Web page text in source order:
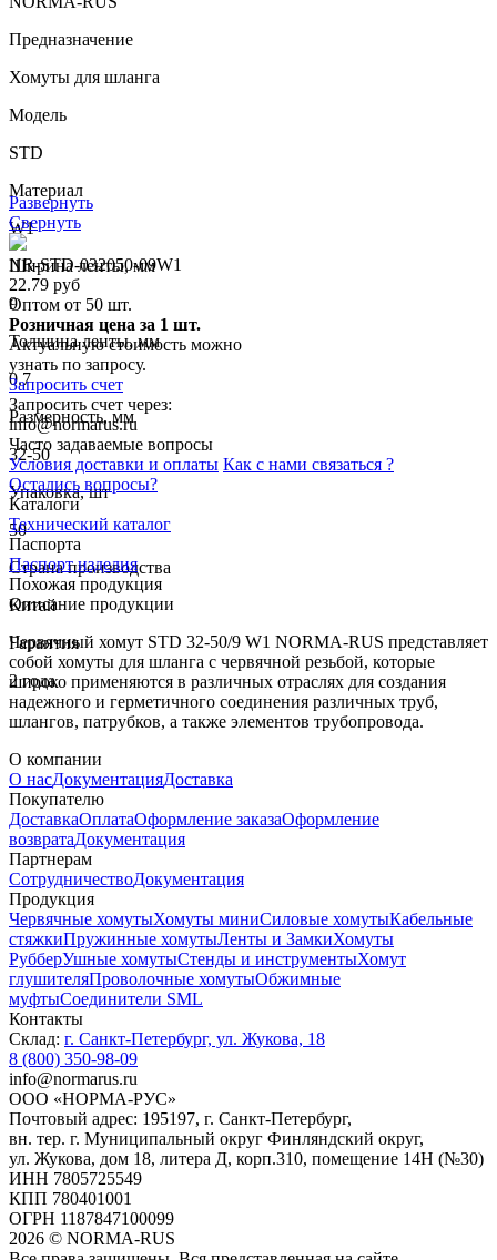
Предназначение
Хомуты для шланга
Модель
STD
Материал
W1
Ширина ленты, мм
9
Толщина ленты, мм
0.7
Размерность, мм
32-50
Упаковка, шт
50
Страна производства
Китай
Гарантия
2 года
Развернуть
Свернуть
NR-STD-032050-09W1
22.79 руб
Оптом от 50 шт.
Розничная цена за 1 шт.
Актуальную стоимость можно
узнать по запросу.
Запросить счет
Запросить счет через:
info@normarus.ru
Часто задаваемые вопросы
Условия доставки и оплаты Как с нами связаться ?
Остались вопросы?
Каталоги
Технический каталог
Паспорта
Паспорт изделия
Похожая продукция
Описание продукции
Червячный хомут STD 32-50/9 W1 NORMA-RUS представляет
собой хомуты для шланга с червячной резьбой, которые
широко применяются в различных отраслях для создания
надежного и герметичного соединения различных труб,
шлангов, патрубков, а также элементов трубопровода.
О компании
О насДокументацияДоставка
Покупателю
ДоставкаОплатаОформление заказаОформление
возвратаДокументация
Партнерам
СотрудничествоДокументация
Продукция
Червячные хомутыХомуты миниСиловые хомутыКабельные
стяжкиПружинные хомутыЛенты и ЗамкиХомуты
РубберУшные хомутыСтенды и инструментыХомут
глушителяПроволочные хомутыОбжимные
муфтыСоединители SML
Контакты
Склад: г. Санкт-Петербург, ул. Жукова, 18
8 (800) 350-98-09
info@normarus.ru
ООО «НОРМА-РУС»
Почтовый адрес: 195197, г. Санкт-Петербург,
вн. тер. г. Муниципальный округ Финляндский округ,
ул. Жукова, дом 18, литера Д, корп.310, помещение 14Н (№30)
ИНН 7805725549
КПП 780401001
ОГРН 1187847100099
2026 © NORMA-RUS